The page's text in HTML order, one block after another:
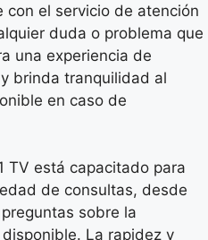
con el servicio de atención
duda o problema que
una experiencia de
brinda tranquilidad al
en caso de
TV está capacitado para
de consultas, desde
sobre la
La rapidez y